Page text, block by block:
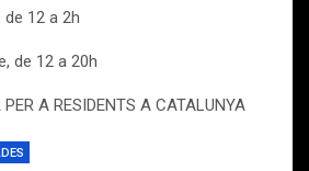
de 12 a 2h
de 12 a 20h
A RESIDENTS A CATALUNYA